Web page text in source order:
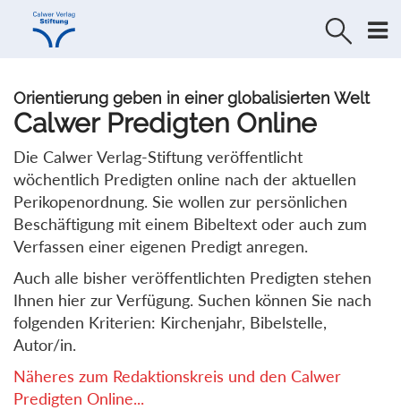
Direkt
Direkt
Orientierung geben in einer globalisierten Welt
Calwer Predigten Online
Die Calwer Verlag-Stiftung veröffentlicht
wöchentlich Predigten online nach der aktuellen
Perikopenordnung. Sie wollen zur persönlichen
Beschäftigung mit einem Bibeltext oder auch zum
Verfassen einer eigenen Predigt anregen.
Auch alle bisher veröffentlichten Predigten stehen
Ihnen hier zur Verfügung. Suchen können Sie nach
folgenden Kriterien: Kirchenjahr, Bibelstelle,
Autor/in.
Näheres zum Redaktionskreis und den Calwer
Predigten Online...